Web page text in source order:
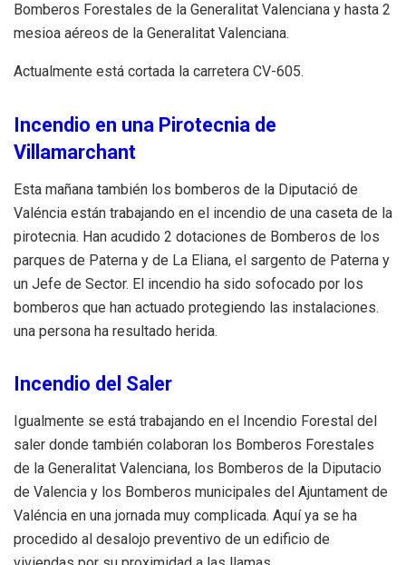
Bomberos Forestales de la Generalitat Valenciana y hasta 2
mesioa aéreos de la Generalitat Valenciana.
Actualmente está cortada la carretera CV-605.
Incendio en una Pirotecnia de
Villamarchant
Esta mañana también los bomberos de la Diputació de
Valéncia están trabajando en el incendio de una caseta de la
pirotecnia. Han acudido 2 dotaciones de Bomberos de los
parques de Paterna y de La Eliana, el sargento de Paterna y
un Jefe de Sector. El incendio ha sido sofocado por los
bomberos que han actuado protegiendo las instalaciones.
una persona ha resultado herida.
Incendio del Saler
Igualmente se está trabajando en el Incendio Forestal del
saler donde también colaboran los Bomberos Forestales
de la Generalitat Valenciana, los Bomberos de la Diputacio
de Valencia y los Bomberos municipales del Ajuntament de
Valéncia en una jornada muy complicada. Aquí ya se ha
procedido al desalojo preventivo de un edificio de